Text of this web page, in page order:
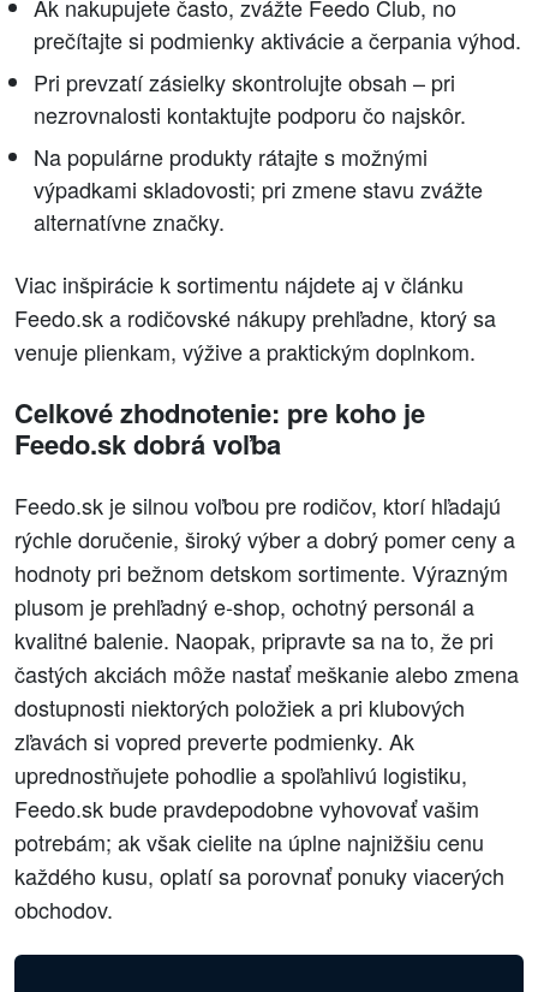
Ak nakupujete často, zvážte Feedo Club, no
prečítajte si podmienky aktivácie a čerpania výhod.
Pri prevzatí zásielky skontrolujte obsah – pri
nezrovnalosti kontaktujte podporu čo najskôr.
Na populárne produkty rátajte s možnými
výpadkami skladovosti; pri zmene stavu zvážte
alternatívne značky.
Viac inšpirácie k sortimentu nájdete aj v článku
Feedo.sk a rodičovské nákupy prehľadne, ktorý sa
venuje plienkam, výžive a praktickým doplnkom.
Celkové zhodnotenie: pre koho je
Feedo.sk dobrá voľba
Feedo.sk je silnou voľbou pre rodičov, ktorí hľadajú
rýchle doručenie, široký výber a dobrý pomer ceny a
hodnoty pri bežnom detskom sortimente. Výrazným
plusom je prehľadný e‑shop, ochotný personál a
kvalitné balenie. Naopak, pripravte sa na to, že pri
častých akciách môže nastať meškanie alebo zmena
dostupnosti niektorých položiek a pri klubových
zľavách si vopred preverte podmienky. Ak
uprednostňujete pohodlie a spoľahlivú logistiku,
Feedo.sk bude pravdepodobne vyhovovať vašim
potrebám; ak však cielite na úplne najnižšiu cenu
každého kusu, oplatí sa porovnať ponuky viacerých
obchodov.